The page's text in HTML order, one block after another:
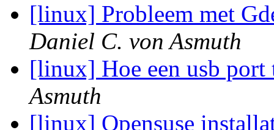
[linux] Probleem met
Daniel C. von Asmuth
[linux] Hoe een usb port
Asmuth
[linux] Opensuse